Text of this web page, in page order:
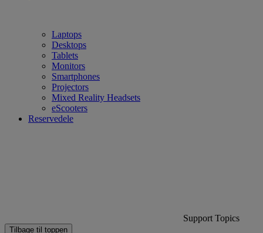
Laptops
Desktops
Tablets
Monitors
Smartphones
Projectors
Mixed Reality Headsets
eScooters
Reservedele
Support Topics
Tilbage til toppen